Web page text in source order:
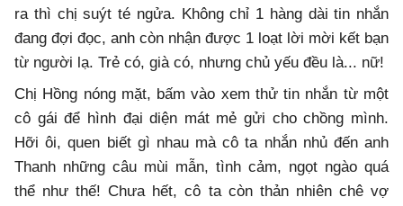
ra thì chị suýt té ngửa. Không chỉ 1 hàng dài tin nhắn
đang đợi đọc, anh còn nhận được 1 loạt lời mời kết bạn
từ người lạ. Trẻ có, già có, nhưng chủ yếu đều là... nữ!
Chị Hồng nóng mặt, bấm vào xem thử tin nhắn từ một
cô gái để hình đại diện mát mẻ gửi cho chồng mình.
Hỡi ôi, quen biết gì nhau mà cô ta nhắn nhủ đến anh
Thanh những câu mùi mẫn, tình cảm, ngọt ngào quá
thể như thế! Chưa hết, cô ta còn thản nhiên chê vợ